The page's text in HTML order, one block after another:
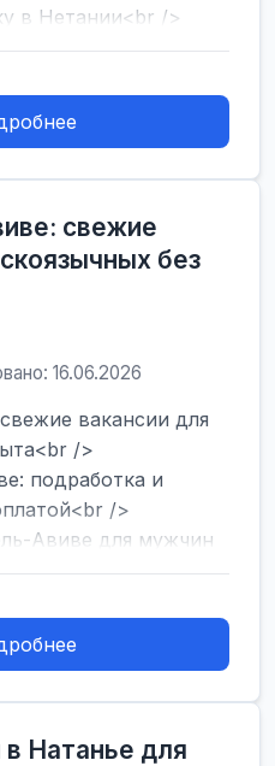
в Нетании<br />
уборщи...
свежие
без
16.06.2026
вакансии для
/>
подработка и
/>
Авиве для мужчин
Натанье для